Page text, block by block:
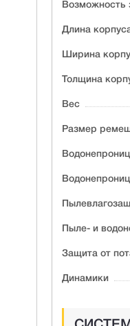
Возможность
Длина
Ширина
Толщина
Вес
Размер
Пыле- и
Защита от
Динамики